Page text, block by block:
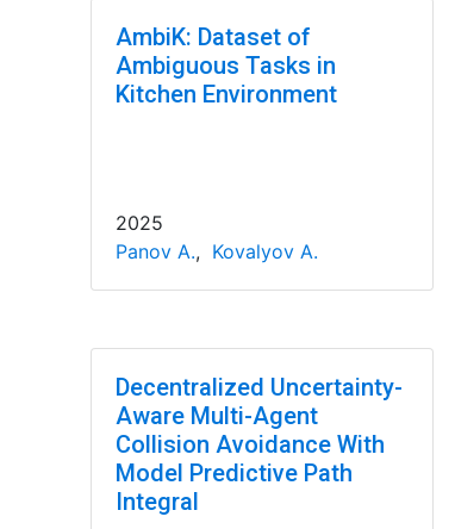
AmbiK: Dataset of
Ambiguous Tasks in
Kitchen Environment
2025
Panov A., Kovalyov A.
Decentralized Uncertainty-
Aware Multi-Agent
Collision Avoidance With
Model Predictive Path
Integral